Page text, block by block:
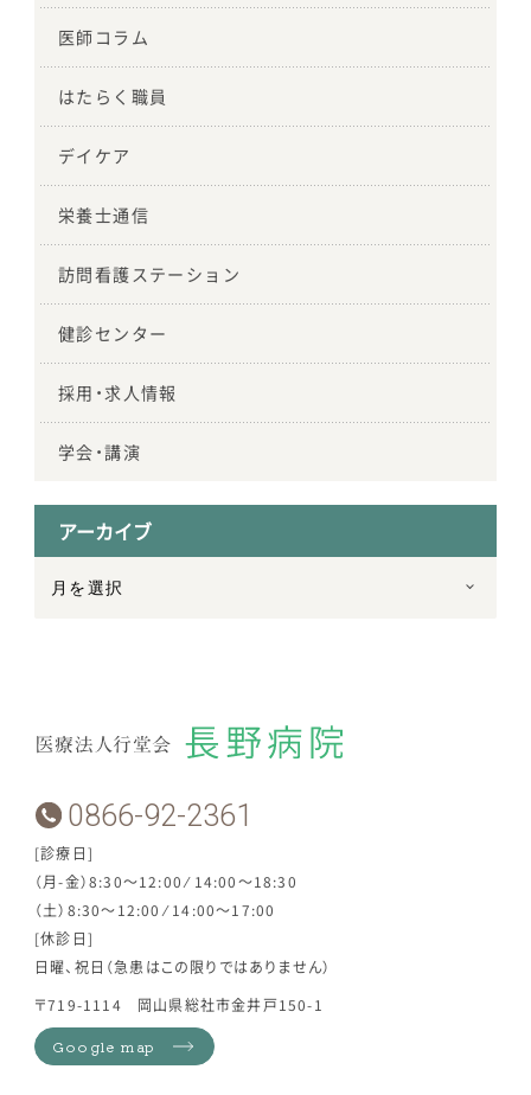
医師コラム
はたらく職員
デイケア
栄養士通信
訪問看護ステーション
健診センター
採用・求人情報
学会・講演
アーカイブ
0866-92-2361
[診療日]
（月-金）8:30～12:00 ⁄ 14:00～18:30
（土）8:30～12:00 ⁄ 14:00～17:00
[休診日]
日曜、祝日（急患はこの限りではありません）
〒719-1114 岡山県総社市金井戸150-1
Google map